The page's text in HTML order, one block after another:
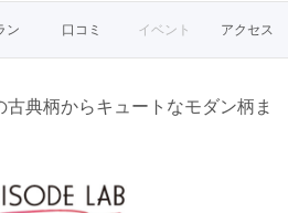
ン 口コミ イベント アクセス
典柄からキュートなモダン柄ま